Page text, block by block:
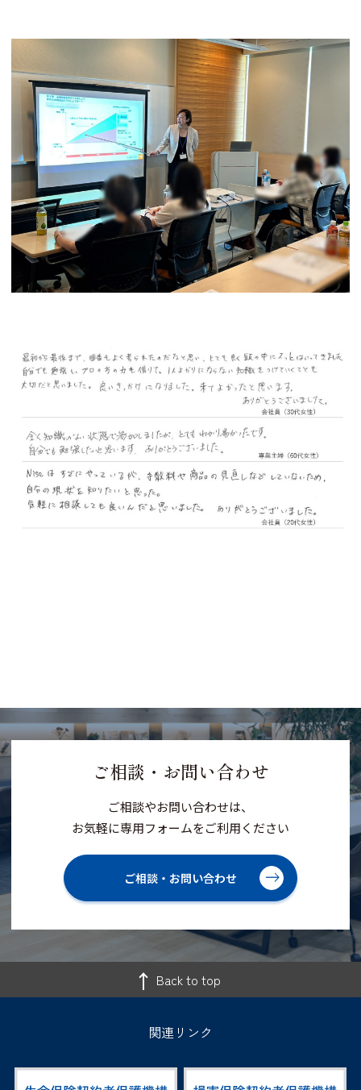
ご相談・お問い合わせ
ご相談やお問い合わせは、
お気軽に専用フォームをご利用ください
ご相談・お問い合わせ
Back to top
関連リンク